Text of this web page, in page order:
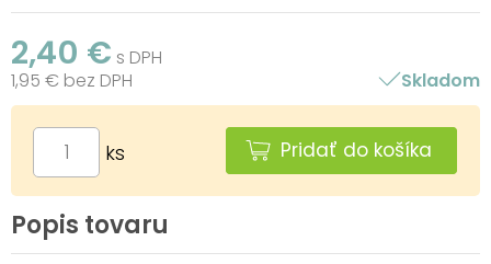
2,40 € s DPH
1,95 € bez DPH
Skladom
ks Pridať do košíka
Popis tovaru